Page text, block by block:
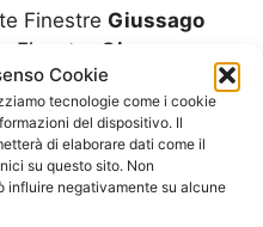
Cookie
tecnologie come i cookie
del dispositivo. Il
di elaborare dati come il
su questo sito. Non
influire negativamente su alcune
Finestre Giussago
Finestre
Giussago
Giussago
Giussago
FinestreGiussago
Giussago
FinestreGiussago